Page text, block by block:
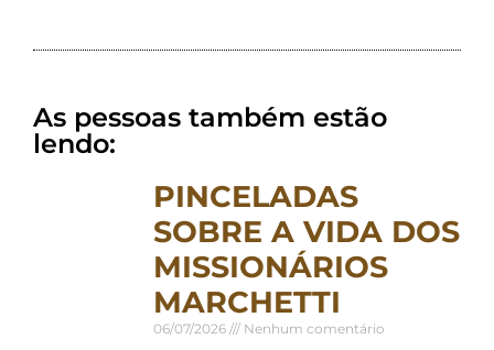
As pessoas também estão
lendo:
PINCELADAS
SOBRE A VIDA DOS
MISSIONÁRIOS
MARCHETTI
06/07/2026 Nenhum comentário